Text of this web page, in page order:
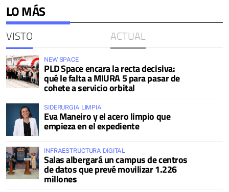
LO MÁS
VISTO ACTUAL
NEW SPACE
PLD Space encara la recta decisiva:
qué le falta a MIURA 5 para pasar de
cohete a servicio orbital
SIDERURGIA LIMPIA
Eva Maneiro y el acero limpio que
empieza en el expediente
INFRAESTRUCTURA DIGITAL
Salas albergará un campus de centros
de datos que prevé movilizar 1.226
millones